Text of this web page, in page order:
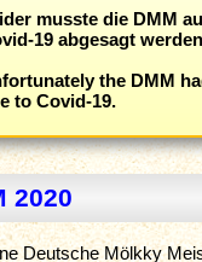
musste die DMM
19 abgesagt
the DMM
to Covid-19.
2020
Deutsche Mölkky